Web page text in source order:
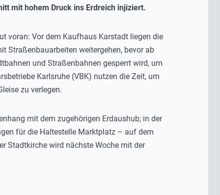
mit hohem Druck ins Erdreich injiziert.
voran: Vor dem Kaufhaus Karstadt liegen die
Straßenbauarbeiten weitergehen, bevor ab
und Straßenbahnen gesperrt wird, um
Karlsruhe (VBK) nutzen die Zeit, um
zu verlegen.
mit dem zugehörigen Erdaushub; in der
für die Haltestelle Marktplatz – auf dem
Stadtkirche wird nächste Woche mit der